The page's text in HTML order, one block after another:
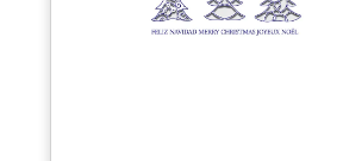
Zum Merkzettel hinzufügen